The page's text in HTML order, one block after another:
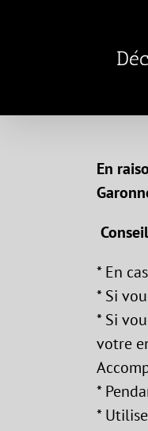
En
* En
* Si
* Si
votre
*
*